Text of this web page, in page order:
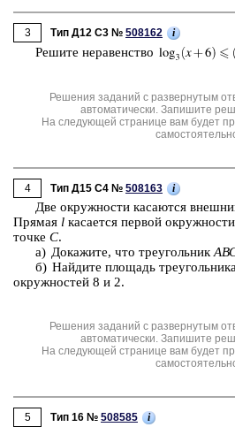
3 Тип Д12 C3 № 508162 i
Ре­ши­те не­ра­вен­ство
Решения заданий с развернутым
автоматически. Запишите
На следующей странице вам будет
4 Тип Д15 C4 № 508163 i
Две окруж­но­сти ка­са­ют­ся
Пря­мая l ка­са­ет­ся пер­вой
точке С.
а) До­ка­жи­те, что тре­уголь­ник
б) Най­ди­те пло­щадь тре­уголь­ни­ка
окруж­но­стей 8 и 2.
Решения заданий с развернутым
автоматически. Запишите
На следующей странице вам будет
5 Тип 16 № 508585 i